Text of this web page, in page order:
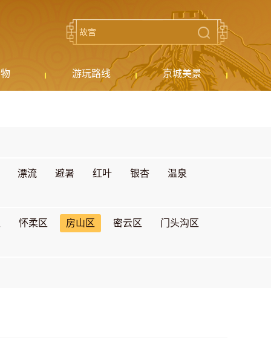
游玩路线 京城美景
漂流 避暑 红叶 银杏 温泉
怀柔区 房山区 密云区 门头沟区